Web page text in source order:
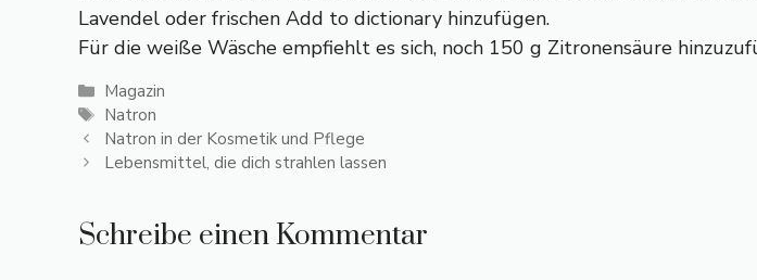
Lavendel oder frischen Add to dictionary hinzufügen.
Für die weiße Wäsche empfiehlt es sich, noch 150 g Zitronensäure
Kategorien
Magazin
Schlagwörter
Natron
Natron in der Kosmetik und Pflege
Lebensmittel, die dich strahlen lassen
Schreibe einen Kommentar